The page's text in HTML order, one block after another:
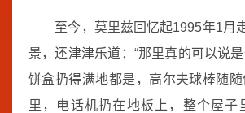
至今，莫里兹回忆起1995年1月走
景，还津津乐道：“那里真的可以说
饼盒扔得满地都是，高尔夫球棒随
里，电话机扔在地板上，整个屋子